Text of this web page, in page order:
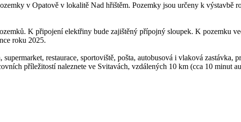
v Opatově v lokalitě Nad hřištěm. Pozemky jsou určeny k
K připojení elektřiny bude zajištěný přípojný sloupek. K pozemku
roku 2025.
restaurace, sportoviště, pošta, autobusová i vlaková zastávka,
příležitostí naleznete ve Svitavách, vzdálených 10 km (cca 10 minut